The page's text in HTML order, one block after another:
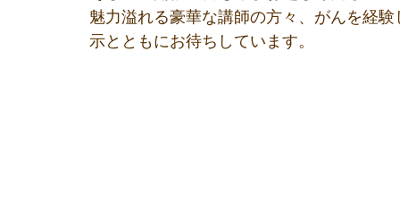
魅力溢れる豪華な講師の方々、がんを経
示とともにお待ちしています。